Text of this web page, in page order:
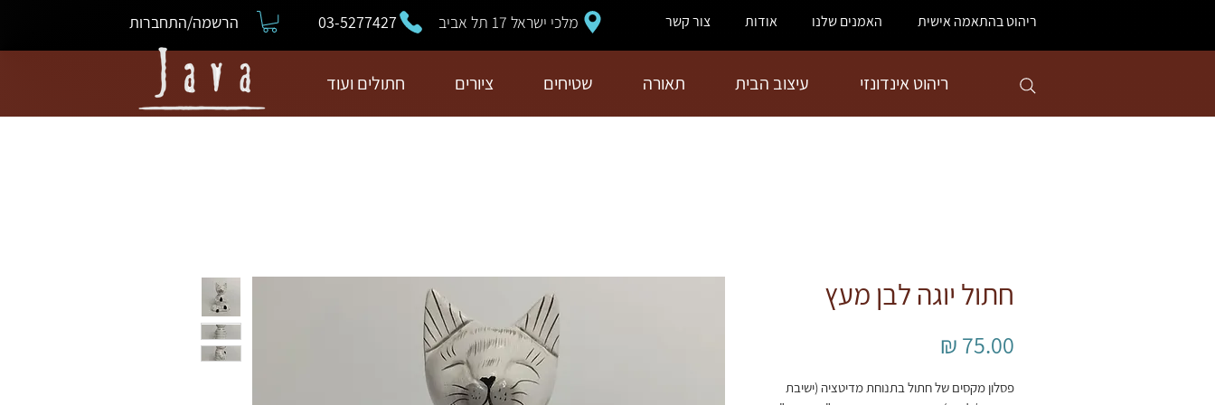
ריהוט בהתאמה אישית האמנים שלנו אודות צור קשר מלכי ישראל 17 תל אביב 03-5277427 הרשמה/התחברות
ריהוט אינדונזי עיצוב הבית תאורה שטיחים ציורים חתולים ועוד
חתול יוגה לבן מעץ
פסלון מקסים של חתול בתנוחת מדיטציה (ישיבת